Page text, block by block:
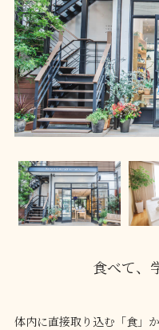
食べて、
体内に直接取り込む「食」